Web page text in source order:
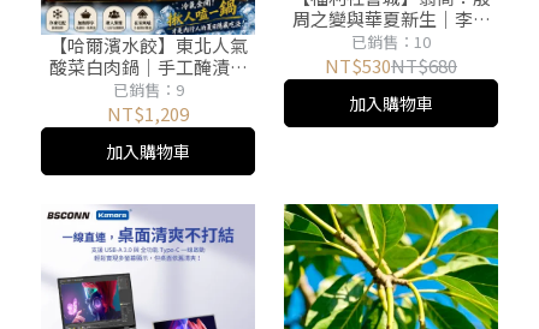
【哈爾濱水餃】東北人氣
酸菜白肉鍋｜手工醃漬酸
白菜．獨家棒棒大骨湯底
｜冷氣房裡最爽的那一鍋
已銷售：9
NT$1,209
加入購物車
周之變與華夏新生｜李碩
著｜麥田出版
已銷售：10
NT$530NT$680
加入購物車